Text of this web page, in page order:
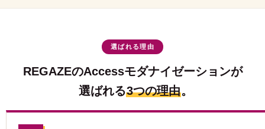
選ばれる理由
REGAZEのAccessモダナイゼーションが
選ばれる3つの理由。